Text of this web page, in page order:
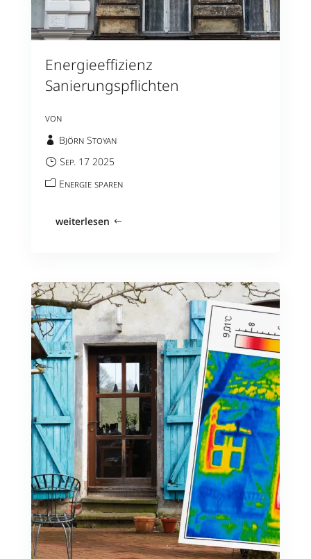
Energieeffizienz
Sanierungspflichten
von
Björn Stoyan
Sep. 17 2025
Energie sparen
weiterlesen